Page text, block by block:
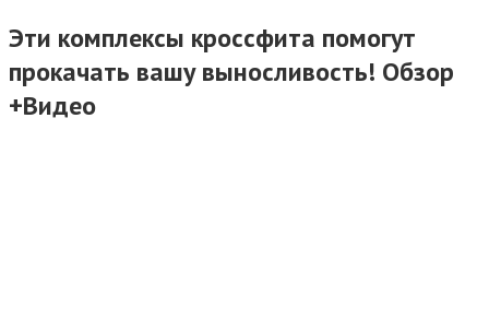
Эти комплексы кроссфита помогут
прокачать вашу выносливость! Обзор
+Видео